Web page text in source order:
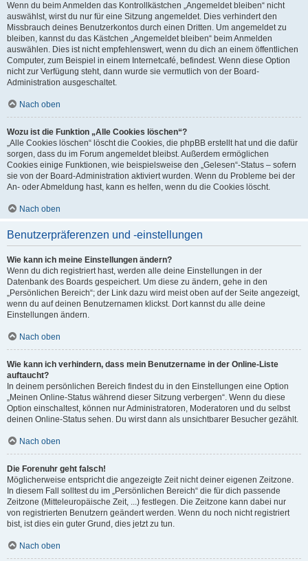
Wenn du beim Anmelden das Kontrollkästchen „Angemeldet bleiben“ nicht
auswählst, wirst du nur für eine Sitzung angemeldet. Dies verhindert den
Missbrauch deines Benutzerkontos durch einen Dritten. Um angemeldet zu
bleiben, kannst du das Kästchen „Angemeldet bleiben“ beim Anmelden
auswählen. Dies ist nicht empfehlenswert, wenn du dich an einem öffentlichen
Computer, zum Beispiel in einem Internetcafé, befindest. Wenn diese Option
nicht zur Verfügung steht, dann wurde sie vermutlich von der Board-
Administration ausgeschaltet.
Nach oben
Wozu ist die Funktion „Alle Cookies löschen“?
„Alle Cookies löschen“ löscht die Cookies, die phpBB erstellt hat und die dafür
sorgen, dass du im Forum angemeldet bleibst. Außerdem ermöglichen
Cookies einige Funktionen, wie beispielsweise den „Gelesen“-Status – sofern
sie von der Board-Administration aktiviert wurden. Wenn du Probleme bei der
An- oder Abmeldung hast, kann es helfen, wenn du die Cookies löscht.
Nach oben
Benutzerpräferenzen und -einstellungen
Wie kann ich meine Einstellungen ändern?
Wenn du dich registriert hast, werden alle deine Einstellungen in der
Datenbank des Boards gespeichert. Um diese zu ändern, gehe in den
„Persönlichen Bereich“; der Link dazu wird meist oben auf der Seite angezeigt,
wenn du auf deinen Benutzernamen klickst. Dort kannst du alle deine
Einstellungen ändern.
Nach oben
Wie kann ich verhindern, dass mein Benutzername in der Online-Liste
auftaucht?
In deinem persönlichen Bereich findest du in den Einstellungen eine Option
„Meinen Online-Status während dieser Sitzung verbergen“. Wenn du diese
Option einschaltest, können nur Administratoren, Moderatoren und du selbst
deinen Online-Status sehen. Du wirst dann als unsichtbarer Besucher gezählt.
Nach oben
Die Forenuhr geht falsch!
Möglicherweise entspricht die angezeigte Zeit nicht deiner eigenen Zeitzone.
In diesem Fall solltest du im „Persönlichen Bereich“ die für dich passende
Zeitzone (Mitteleuropäische Zeit, ...) festlegen. Die Zeitzone kann dabei nur
von registrierten Benutzern geändert werden. Wenn du noch nicht registriert
bist, ist dies ein guter Grund, dies jetzt zu tun.
Nach oben